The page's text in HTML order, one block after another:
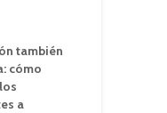
también
cómo
a